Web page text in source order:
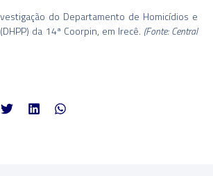
do Departamento de Homicídios e
da 14ª Coorpin, em Irecê. (Fonte: Central